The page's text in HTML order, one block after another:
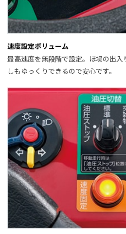
速度設定ボリューム
最高速度を無段階で設定。ほ場の出
しもゆっくりできるので安心です。